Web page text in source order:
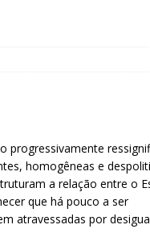
progressivamente
homogêneas e
a relação entre o
que há pouco a ser
atravessadas por